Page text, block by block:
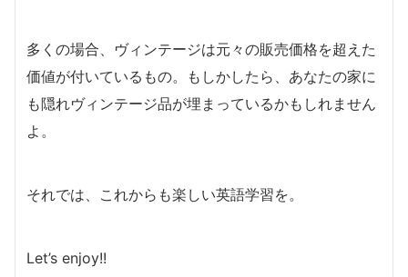
多くの場合、ヴィンテージは元々の販売価格を超えた
価値が付いているもの。もしかしたら、あなたの家に
も隠れヴィンテージ品が埋まっているかもしれません
よ。
それでは、これからも楽しい英語学習を。
Let’s enjoy!!